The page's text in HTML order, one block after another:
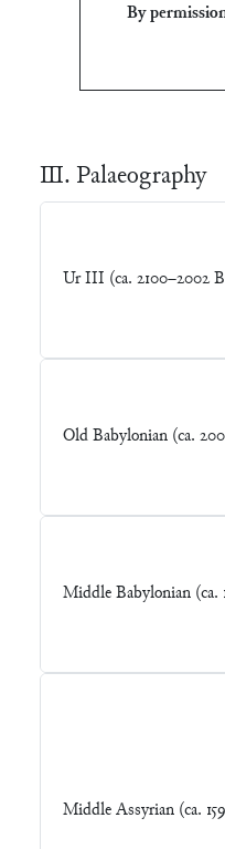
By
Ⅲ. Palaeography
Ur III (ca. 2100–2002
Old Babylonian (ca.
Middle Babylonian (ca.
Middle Assyrian (ca.